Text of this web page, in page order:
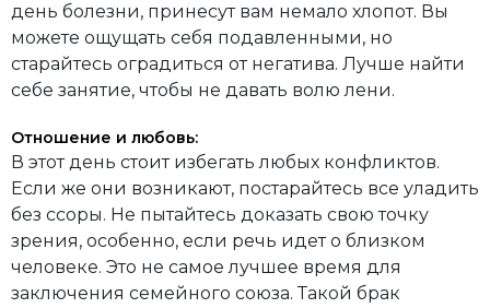
день болезни, принесут вам немало хлопот. Вы
можете ощущать себя подавленными, но
старайтесь оградиться от негатива. Лучше найти
себе занятие, чтобы не давать волю лени.
Отношение и любовь:
В этот день стоит избегать любых конфликтов.
Если же они возникают, постарайтесь все уладить
без ссоры. Не пытайтесь доказать свою точку
зрения, особенно, если речь идет о близком
человеке. Это не самое лучшее время для
заключения семейного союза. Такой брак